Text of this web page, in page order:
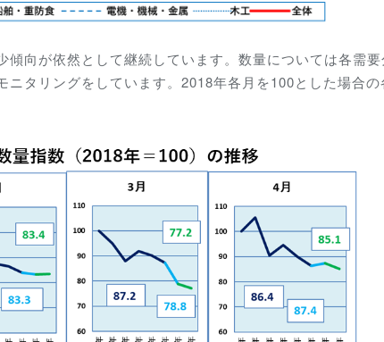
向が依然として継続しています。数量については各需
タリングをしています。2018年各月を100とした場合の